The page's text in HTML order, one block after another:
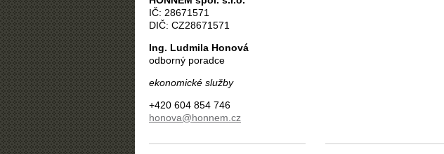
IČ: 28671571
DIČ: CZ28671571
Ing. Ludmila Honová
odborný poradce
ekonomické služby
+420 604 854 746
honova@honnem.cz